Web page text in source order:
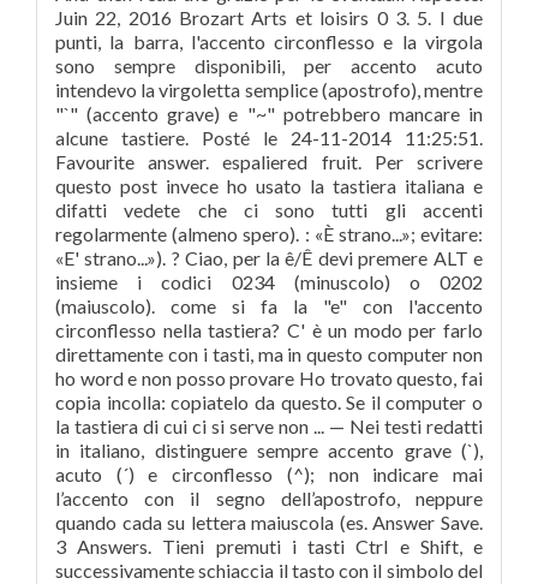
Juin 22, 2016 Brozart Arts et loisirs 0 3. 5. I due
punti, la barra, l'accento circonflesso e la virgola
sono sempre disponibili, per accento acuto
intendevo la virgoletta semplice (apostrofo), mentre
"`" (accento grave) e "~" potrebbero mancare in
alcune tastiere. Posté le 24-11-2014 11:25:51.
Favourite answer. espaliered fruit. Per scrivere
questo post invece ho usato la tastiera italiana e
difatti vedete che ci sono tutti gli accenti
regolarmente (almeno spero). : «È strano...»; evitare:
«E' strano...»). ? Ciao, per la ê/Ê devi premere ALT e
insieme i codici 0234 (minuscolo) o 0202
(maiuscolo). come si fa la "e" con l'accento
circonflesso nella tastiera? C' è un modo per farlo
direttamente con i tasti, ma in questo computer non
ho word e non posso provare Ho trovato questo, fai
copia incolla: copiatelo da questo. Se il computer o
la tastiera di cui ci si serve non ... — Nei testi redatti
in italiano, distinguere sempre accento grave (`),
acuto (´) e circonflesso (^); non indicare mai
l’accento con il segno dell’apostrofo, neppure
quando cada su lettera maiuscola (es. Answer Save.
3 Answers. Tieni premuti i tasti Ctrl e Shift, e
successivamente schiaccia il tasto con il simbolo del